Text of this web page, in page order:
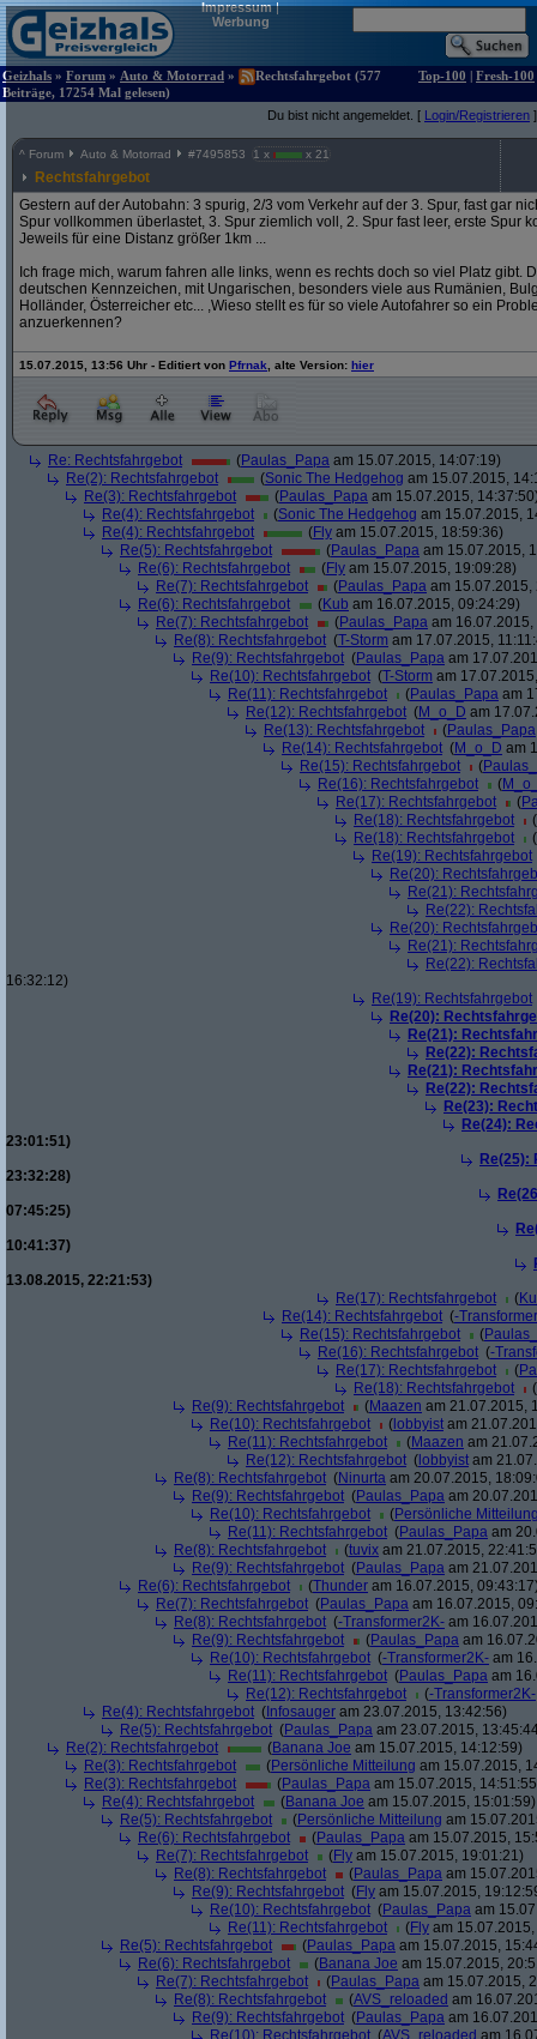
Impressum|
Werbung
Geizhals » Forum » Auto & Motorrad »
Rechtsfahrgebot (577
Beiträge, 17254 Mal gelesen)
Top-100 | Fresh-100
Du bist nicht angemeldet. [ Login/Registrieren ]
^ Forum Auto & Motorrad #7495853 1 x x 21
Rechtsfahrgebot
Gestern auf der Autobahn: 3 spurig, 2/3 vom Verkehr auf der 3. Spur, fast gar
Spur vollkommen überlastet, 3. Spur ziemlich voll, 2. Spur fast leer, erste Spur
Jeweils für eine Distanz größer 1km ...
Ich frage mich, warum fahren alle links, wenn es rechts doch so viel Platz gibt.
deutschen Kennzeichen, mit Ungarischen, besonders viele aus Rumänien,
Holländer, Österreicher etc... ,Wieso stellt es für so viele Autofahrer so ein
anzuerkennen?
15.07.2015, 13:56 Uhr - Editiert von Pfrnak , alte Version: hier
Re: Rechtsfahrgebot (Paulas_Papa am 15.07.2015, 14:07:19)
Re(2): Rechtsfahrgebot
(Sonic The Hedgehog am 15.07.2015,
Re(3): Rechtsfahrgebot
(Paulas_Papa am 15.07.2015,
Re(4): Rechtsfahrgebot
(Sonic The Hedgehog am 15.07.2015,
Re(4): Rechtsfahrgebot
(Fly am 15.07.2015, 18:59:36)
Re(5): Rechtsfahrgebot
(Paulas_Papa am 15.07.2015,
Re(6): Rechtsfahrgebot
(Fly am 15.07.2015, 19:09:28)
Re(7): Rechtsfahrgebot
(Paulas_Papa am 15.07.2015,
Re(6): Rechtsfahrgebot
(Kub am 16.07.2015, 09:24:29)
Re(7): Rechtsfahrgebot
(Paulas_Papa am
Re(8): Rechtsfahrgebot (T-Storm am 17.07.2015,
Re(9): Rechtsfahrgebot (Paulas_Papa am
Re(10): Rechtsfahrgebot (T-Storm am
Re(11): Rechtsfahrgebot
(Paulas_Papa am
Re(12): Rechtsfahrgebot (M_o_D am
Re(13): Rechtsfahrgebot
(Paulas_Papa
Re(14): Rechtsfahrgebot (M_o_D am
Re(15): Rechtsfahrgebot
(
Re(16): Rechtsfahrgebot
(
Re(17): Rechtsfahrgebot
(
Re(18): Rechtsfahrgebot
(
Re(18): Rechtsfahrgebot
(
Re(19): Rechtsfahrgebot
Re(20):
Re(21):
Re(22):
Re(20):
Re(21):
Re(22):
16:32:12)
Re(19): Rechtsfahrgebot
Re(20):
Re(21):
Re(22):
Re(21):
Re(22):
Re(23):
Re(24):
23:01:51)
Re(25):
23:32:28)
07:45:25)
10:41:37)
13.08.2015, 22:21:53)
Re(17): Rechtsfahrgebot
(
Re(14): Rechtsfahrgebot (-
Re(15): Rechtsfahrgebot
(
Re(16): Rechtsfahrgebot (-
Re(17): Rechtsfahrgebot
(
Re(18): Rechtsfahrgebot
(
Re(9): Rechtsfahrgebot
(Maazen am 21.07.2015,
Re(10): Rechtsfahrgebot
( lobbyist am
Re(11): Rechtsfahrgebot
(Maazen am
Re(12): Rechtsfahrgebot ( lobbyist am
Re(8): Rechtsfahrgebot (Ninurta am 20.07.2015,
Re(9): Rechtsfahrgebot (Paulas_Papa am
Re(10): Rechtsfahrgebot
(Persönliche
Re(11): Rechtsfahrgebot (Paulas_Papa am
Re(8): Rechtsfahrgebot
(tuvix am 21.07.2015,
Re(9): Rechtsfahrgebot (Paulas_Papa am
Re(6): Rechtsfahrgebot
(Thunder am 16.07.2015,
Re(7): Rechtsfahrgebot (Paulas_Papa am 16.07.2015,
Re(8): Rechtsfahrgebot (-Transformer2K- am
Re(9): Rechtsfahrgebot
(Paulas_Papa am
Re(10): Rechtsfahrgebot (-Transformer2K- am
Re(11): Rechtsfahrgebot (Paulas_Papa am
Re(12): Rechtsfahrgebot
(-Transformer2K-
Re(4): Rechtsfahrgebot ( Infosauger am 23.07.2015, 13:42:56)
Re(5): Rechtsfahrgebot (Paulas_Papa am 23.07.2015,
Re(2): Rechtsfahrgebot
(Banana Joe am 15.07.2015, 14:12:59)
Re(3): Rechtsfahrgebot
(Persönliche Mitteilung am 15.07.2015,
Re(3): Rechtsfahrgebot
(Paulas_Papa am 15.07.2015,
Re(4): Rechtsfahrgebot
(Banana Joe am 15.07.2015, 15:01:59)
Re(5): Rechtsfahrgebot
(Persönliche Mitteilung am
Re(6): Rechtsfahrgebot
(Paulas_Papa am 15.07.2015,
Re(7): Rechtsfahrgebot
(Fly am 15.07.2015, 19:01:21)
Re(8): Rechtsfahrgebot
(Paulas_Papa am
Re(9): Rechtsfahrgebot (Fly am 15.07.2015,
Re(10): Rechtsfahrgebot (Paulas_Papa am
Re(11): Rechtsfahrgebot
(Fly am
Re(5): Rechtsfahrgebot
(Paulas_Papa am 15.07.2015,
Re(6): Rechtsfahrgebot
(Banana Joe am 15.07.2015,
Re(7): Rechtsfahrgebot
(Paulas_Papa am 15.07.2015,
Re(8): Rechtsfahrgebot
(AVS_reloaded am
Re(9): Rechtsfahrgebot (Paulas_Papa am
Re(10): Rechtsfahrgebot (AVS_reloaded am